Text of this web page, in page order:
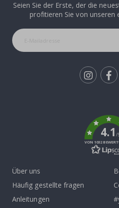
Seien Sie der Erste, der die
profitieren Sie von unseren
4.1/
VON 1032
Über uns
Häufig gestellte fragen
Anleitungen